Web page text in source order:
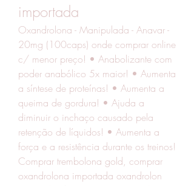
importada
Oxandrolona - Manipulada - Anavar -
20mg (100caps) onde comprar online
c/ menor preço! • Anabolizante com
poder anabólico 5x maior! • Aumenta
a síntese de proteínas! • Aumenta a
queima de gordura! • Ajuda a
diminuir o inchaço causado pela
retenção de líquidos! • Aumenta a
força e a resistência durante os treinos!
Comprar trembolona gold, comprar
oxandrolona importada oxandrolon